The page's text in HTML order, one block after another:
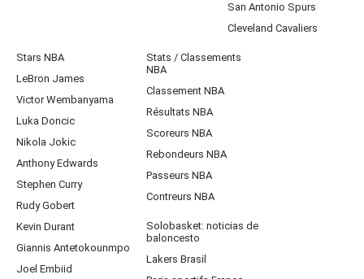
San Antonio Spurs
Cleveland Cavaliers
Stars NBA
LeBron James
Victor Wembanyama
Luka Doncic
Nikola Jokic
Anthony Edwards
Stephen Curry
Rudy Gobert
Kevin Durant
Giannis Antetokounmpo
Joel Embiid
Stats / Classements
NBA
Classement NBA
Résultats NBA
Scoreurs NBA
Rebondeurs NBA
Passeurs NBA
Contreurs NBA
Solobasket: noticias de
baloncesto
Lakers Brasil